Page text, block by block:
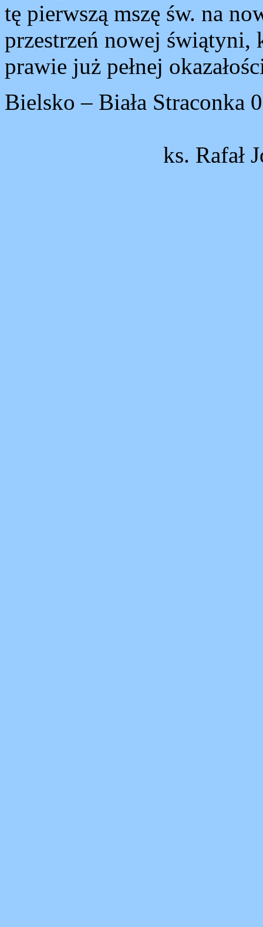
tę pierwszą mszę św. na
przestrzeń nowej świątyni,
prawie już pełnej
Bielsko – Biała Straconka
ks. Rafał